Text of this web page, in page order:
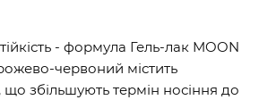
- формула Гель-лак MOON
червоний містить
збільшують термін носіння до